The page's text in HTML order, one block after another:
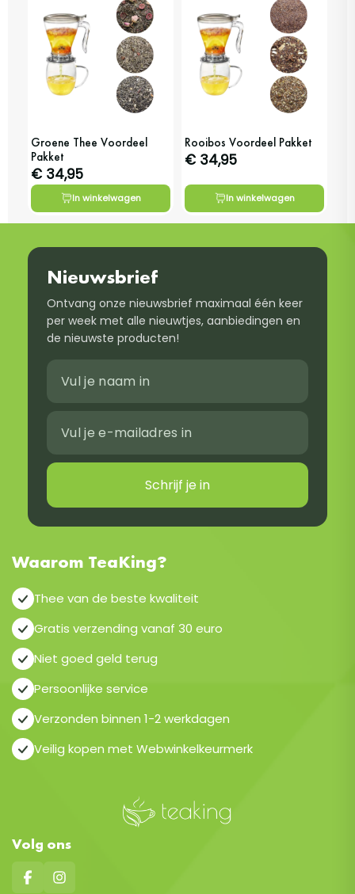
Groene Thee Voordeel
Pakket
€ 34,95
In winkelwagen
Rooibos Voordeel Pakket
€ 34,95
In winkelwagen
Nieuwsbrief
Ontvang onze nieuwsbrief maximaal één keer
per week met alle nieuwtjes, aanbiedingen en
de nieuwste producten!
Schrijf je in
Waarom TeaKing?
Thee van de beste kwaliteit
Gratis verzending vanaf 30 euro
Niet goed geld terug
Persoonlijke service
Verzonden binnen 1-2 werkdagen
Veilig kopen met Webwinkelkeurmerk
Volg ons